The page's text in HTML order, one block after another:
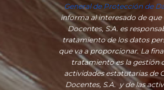
General de Protección de
informa al interesado de que
Docentes, S.A. es
tratamiento de los datos
que va a proporcionar. La
tratamiento es la gestión
actividades estatutarias de
Docentes, S.A. y de las